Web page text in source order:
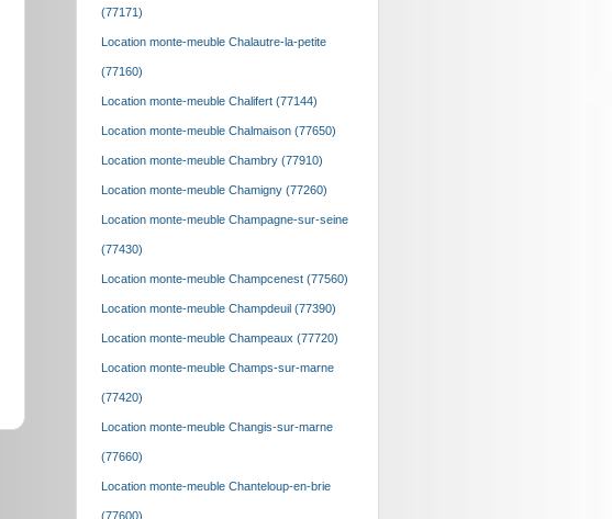
(77171)
Location monte-meuble Chalautre-la-petite
(77160)
Location monte-meuble Chalifert (77144)
Location monte-meuble Chalmaison (77650)
Location monte-meuble Chambry (77910)
Location monte-meuble Chamigny (77260)
Location monte-meuble Champagne-sur-seine
(77430)
Location monte-meuble Champcenest (77560)
Location monte-meuble Champdeuil (77390)
Location monte-meuble Champeaux (77720)
Location monte-meuble Champs-sur-marne
(77420)
Location monte-meuble Changis-sur-marne
(77660)
Location monte-meuble Chanteloup-en-brie
(77600)